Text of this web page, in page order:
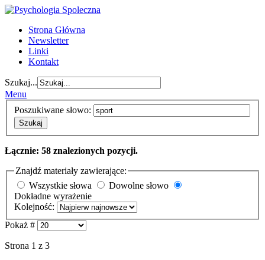
Strona Główna
Newsletter
Linki
Kontakt
Szukaj...
Menu
Poszukiwane słowo:
Szukaj
Łącznie: 58 znalezionych pozycji.
Znajdź materiały zawierające:
Wszystkie słowa
Dowolne słowo
Dokładne wyrażenie
Kolejność:
Pokaż #
Strona 1 z 3